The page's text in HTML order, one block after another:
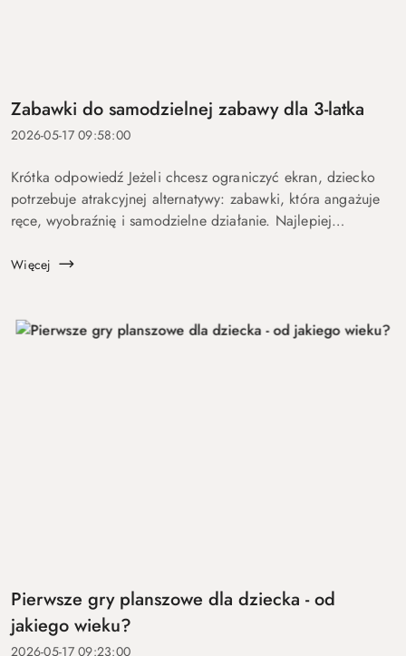
Zabawki do samodzielnej zabawy dla 3-latka
2026-05-17 09:58:00
Krótka odpowiedź Jeżeli chcesz ograniczyć ekran, dziecko
potrzebuje atrakcyjnej alternatywy: zabawki, która angażuje
ręce, wyobraźnię i samodzielne działanie. Najlepiej
...
Więcej
Pierwsze gry planszowe dla dziecka - od
jakiego wieku?
2026-05-17 09:23:00